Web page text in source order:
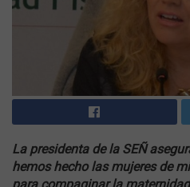
La presidenta de la SEÑ
hemos hecho las mujeres de